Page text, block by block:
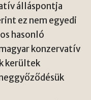
álláspontja
ez nem egyedi
hasonló
konzervatív
kerültek